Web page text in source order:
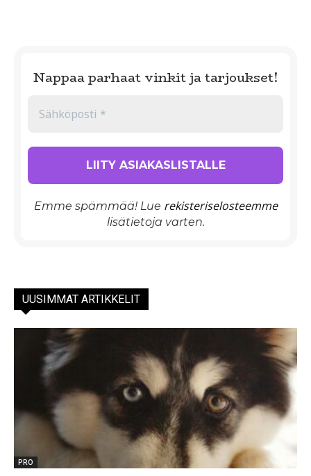
Nappaa parhaat vinkit ja tarjoukset!
Emme spämmää! Lue rekisteriselosteemme
lisätietoja varten.
UUSIMMAT ARTIKKELIT
PRO